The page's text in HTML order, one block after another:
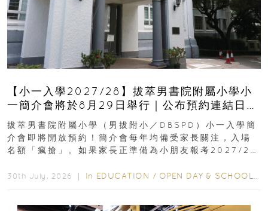
【小一入學2027/28】拔萃男書院附屬小學小
一簡介會將於8月29日舉行｜公布預約連結日期
｜更設有網上重溫
拔萃男書院附屬小學（男拔附小／DBSPD）小一入學簡
介會即將開放預約！簡介會每年均備受家長關注，入場
名額「瘋搶」。如果家長正準備為小朋友報考2027/28
30th July, 2026 ｜ In EDUCATION / OPEN DAY & SCHOOL EVENTS